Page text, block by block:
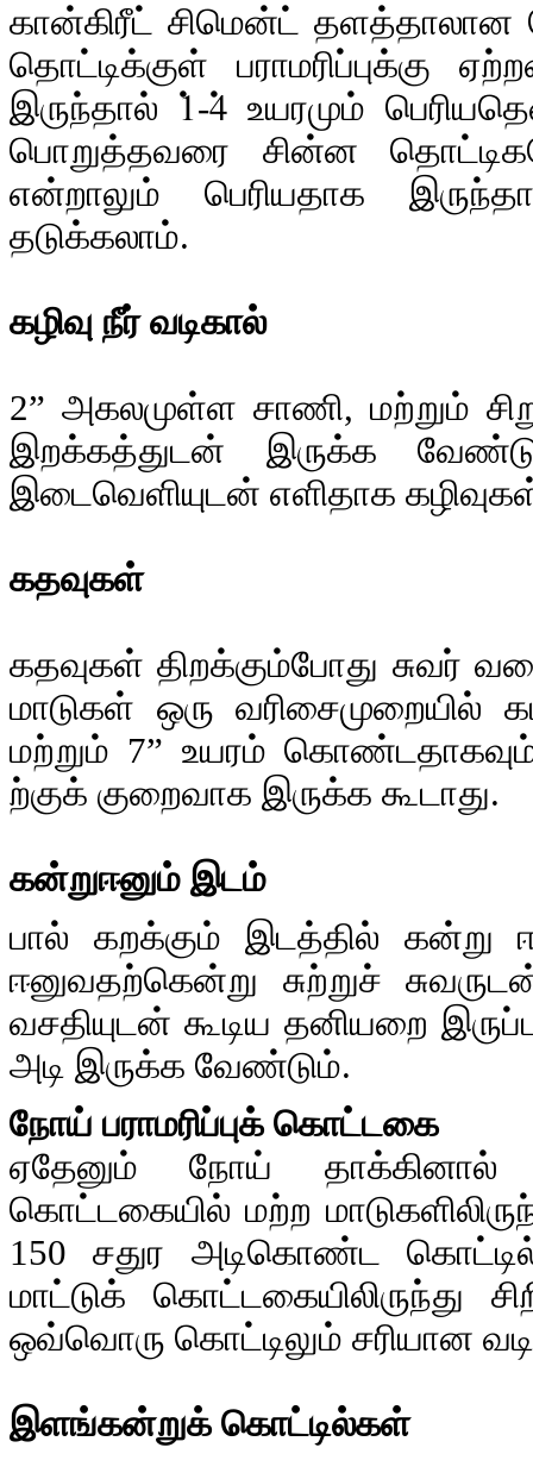
கான்கிரீட் சிமென்ட் தளத்தாலான
தொட்டிக்குள் பராமரிப்புக்கு
இருந்தால் 1்-4் உயரமும்
பொறுத்தவரை சின்ன
என்றாலும் பெரியதாக
தடுக்கலாம்.
கழிவு நீர் வடிகால்
2” அகலமுள்ள சாணி, மற்றும்
இறக்கத்துடன் இருக்க
இடைவெளியுடன் எளிதாக
கதவுகள்
கதவுகள் திறக்கும்போது சுவர்
மாடுகள் ஒரு வரிசைமுறையில்
மற்றும் 7” உயரம்
ற்குக் குறைவாக இருக்க கூடாது.
கன்றுஈனும் இடம்
பால் கறக்கும் இடத்தில் கன்று
ஈனுவதற்கென்று சுற்றுச்
வசதியுடன் கூடிய தனியறை
அடி இருக்க வேண்டும்.
நோய் பராமரிப்புக் கொட்டகை
ஏதேனும் நோய் தாக்கினால்
கொட்டகையில் மற்ற
150 சதுர அடிகொண்ட
மாட்டுக்
ஒவ்வொரு கொட்டிலும் சரியான
இளங்கன்றுக் கொட்டில்கள்